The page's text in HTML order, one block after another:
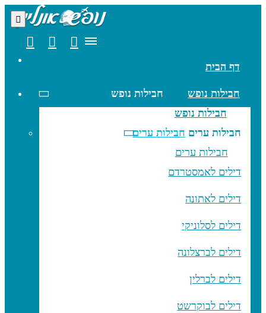
דף הבית
חבילות נופש
חבילות נופש
חבילות נופש
חבילות ערים חבילות ערים
חבילות ערים
דילים לאמסטרדם
דילים לאתונה
דילים לסלוניקי
דילים לברצלונה
דילים לברלין
דילים לבוקרשט